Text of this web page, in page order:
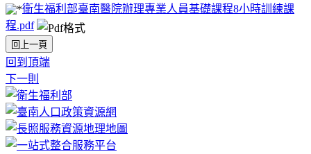
衛生福利部臺南醫院辦理專業人員基礎課程8小時訓練課
程.pdf
回上一頁
回到頂端
下一則